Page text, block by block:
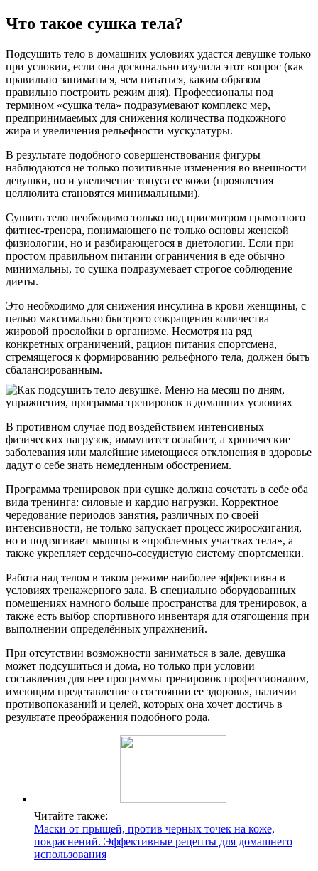
Что такое сушка тела?
Подсушить тело в домашних условиях удастся девушке только
при условии, если она досконально изучила этот вопрос (как
правильно заниматься, чем питаться, каким образом
правильно построить режим дня). Профессионалы под
термином «сушка тела» подразумевают комплекс мер,
предпринимаемых для снижения количества подкожного
жира и увеличения рельефности мускулатуры.
В результате подобного совершенствования фигуры
наблюдаются не только позитивные изменения во внешности
девушки, но и увеличение тонуса ее кожи (проявления
целлюлита становятся минимальными).
Сушить тело необходимо только под присмотром грамотного
фитнес-тренера, понимающего не только основы женской
физиологии, но и разбирающегося в диетологии. Если при
простом правильном питании ограничения в еде обычно
минимальны, то сушка подразумевает строгое соблюдение
диеты.
Это необходимо для снижения инсулина в крови женщины, с
целью максимально быстрого сокращения количества
жировой прослойки в организме. Несмотря на ряд
конкретных ограничений, рацион питания спортсмена,
стремящегося к формированию рельефного тела, должен быть
сбалансированным.
В противном случае под воздействием интенсивных
физических нагрузок, иммунитет ослабнет, а хронические
заболевания или малейшие имеющиеся отклонения в здоровье
дадут о себе знать немедленным обострением.
Программа тренировок при сушке должна сочетать в себе оба
вида тренинга: силовые и кардио нагрузки. Корректное
чередование периодов занятия, различных по своей
интенсивности, не только запускает процесс жиросжигания,
но и подтягивает мышцы в «проблемных участках тела», а
также укрепляет сердечно-сосудистую систему спортсменки.
Работа над телом в таком режиме наиболее эффективна в
условиях тренажерного зала. В специально оборудованных
помещениях намного больше пространства для тренировок, а
также есть выбор спортивного инвентаря для отягощения при
выполнении определённых упражнений.
При отсутствии возможности заниматься в зале, девушка
может подсушиться и дома, но только при условии
составления для нее программы тренировок профессионалом,
имеющим представление о состоянии ее здоровья, наличии
противопоказаний и целей, которых она хочет достичь в
результате преображения подобного рода.
Читайте также:
Маски от прыщей, против черных точек на коже,
покраснений. Эффективные рецепты для домашнего
использования